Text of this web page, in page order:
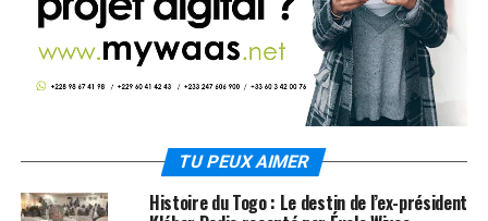
TU PEUX AIMER
Histoire du Togo : Le destin de l’ex-président